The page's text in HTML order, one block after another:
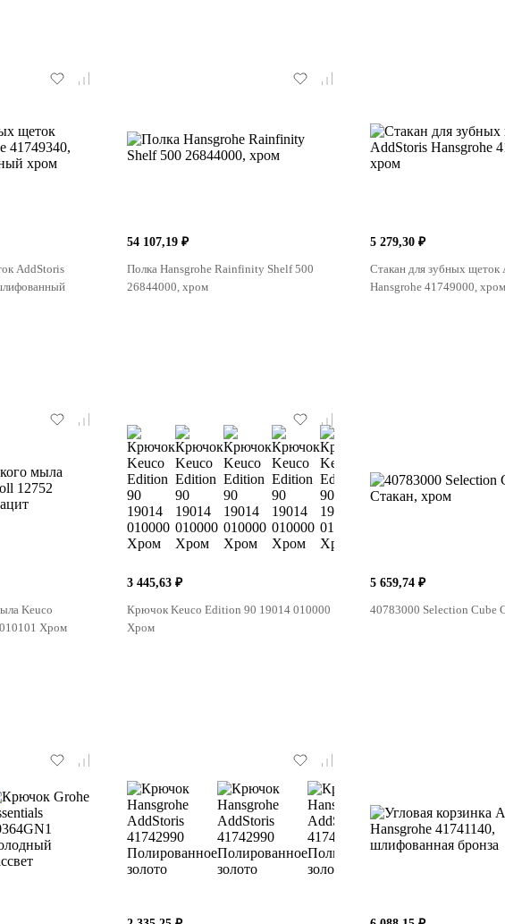
AddStoris
54 107,19 ₽
Полка Hansgrohe Rainfinity Shelf 500
26844000, хром
5 279,30 ₽
Стакан для зубных щеток
Hansgrohe 41749000, хром
Keuco
Хром
3 445,63 ₽
Крючок Keuco Edition 90 19014 010000
Хром
5 659,74 ₽
40783000 Selection Cube